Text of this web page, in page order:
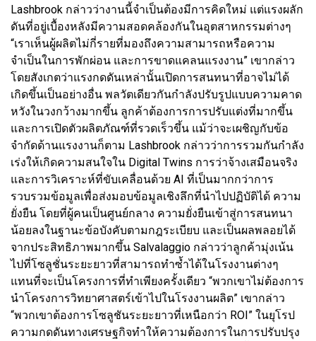
Lashbrook กล่าวว่างานนี้จำเป็นต้องมีการคิดใหม่ แต่แรงผลัก
ดันที่อยู่เบื้องหลังมีความสอดคล้องกันในอุตสาหกรรมต่างๆ
“เราเห็นผู้ผลิตไม่กี่รายที่มองถึงความสามารถหรือความ
จำเป็นในการพักผ่อน และการขาดแคลนแรงงาน” เขากล่าว
โดยสังเกตว่าแรงกดดันเหล่านั้นเปิดการสนทนาที่อาจไม่ได้
เกิดขึ้นเป็นอย่างอื่น พลวัตเดียวกันกำลังปรับรูปแบบความคาด
หวังในวงกว้างมากขึ้น ลูกค้าต้องการการปรับแต่งที่มากขึ้น
และการเปิดตัวผลิตภัณฑ์ที่รวดเร็วขึ้น แม้ว่าจะเผชิญกับข้อ
จำกัดด้านแรงงานก็ตาม Lashbrook กล่าวว่าการรวมกันกำลัง
เร่งให้เกิดความสนใจใน Digital Twins การว่าจ้างเสมือนจริง
และการวิเคราะห์ที่ขับเคลื่อนด้วย AI ที่เป็นมากกว่าการ
รวบรวมข้อมูลเพื่อส่งมอบข้อมูลเชิงลึกที่นำไปปฏิบัติได้ ความ
ยั่งยืน โดยที่ผู้คนเป็นศูนย์กลาง ความยั่งยืนเข้าสู่การสนทนา
น้อยลงในฐานะข้อบังคับตามกฎระเบียบ และเป็นผลพลอยได้
จากประสิทธิภาพมากขึ้น Salvalaggio กล่าวว่าลูกค้ามุ่งเน้น
ไปที่โซลูชั่นระยะยาวที่สามารถทำซ้ำได้ในโรงงานต่างๆ
แทนที่จะเป็นโครงการที่ทำเพียงครั้งเดียว “พวกเขาไม่ต้องการ
นำโครงการวิทยาศาสตร์เข้าไปในโรงงานผลิต” เขากล่าว
“พวกเขาต้องการโซลูชันระยะยาวที่เหนือกว่า ROI” ในยุโรป
ความกดดันทางเศรษฐกิจทำให้ความต้องการในการปรับปรุง